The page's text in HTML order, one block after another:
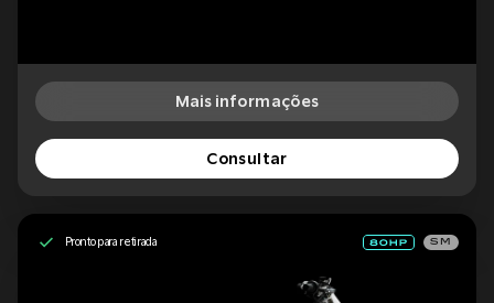
Mais informações
Consultar
Pronto para retirada SM